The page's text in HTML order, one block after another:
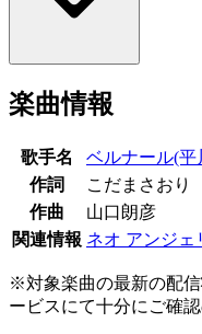
楽曲情報
歌手名
ベルナール(平
作詞
こだまさおり
作曲
山口朗彦
関連情報 ネオ アンジェ
※対象楽曲の最新の配
ービスにて十分にご確